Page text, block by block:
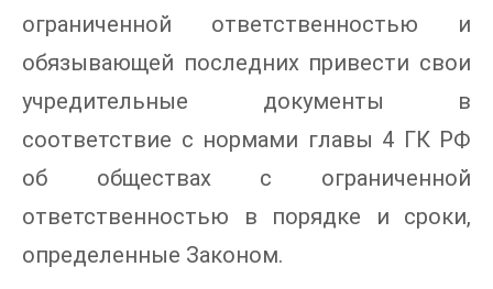
ограниченной ответственностью и
обязывающей последних привести свои
учредительные документы в
соответствие с нормами главы 4 ГК РФ
об обществах с ограниченной
ответственностью в порядке и сроки,
определенные Законом.